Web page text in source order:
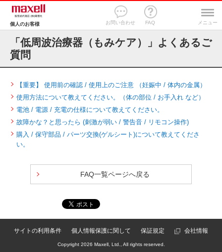
個人のお客様 お問い合わせ FAQ メニュー
「低周波治療器（もみケア）」よくあるご
質問
【重要】 使用前の確認 / 使用上のご注意 （妊娠中 / 体内の金属）
使用方法について教えてください。（体の部位 / お手入れ など）
電池 / 電源 / 充電の仕様について教えてください。
故障かな？と思ったら (刺激が弱い / 警告音 / リモコン操作)
購入 / 保守部品 / パーツ交換(ゲルシート)について教えてくださ
い。
FAQ一覧ページへ戻る
サイトの利用条件 個人情報保護に関して 保証規定 会社情報
Copyright 2026 Maxell, Ltd., All rights reserved.